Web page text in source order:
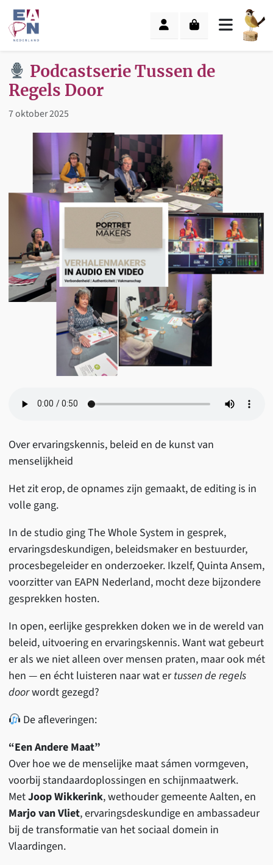
Skip to content
Skip to footer
Cart
Menu
Podcastserie Tussen de
Regels Door
7 oktober 2025
Over ervaringskennis, beleid en de kunst van
menselijkheid
Het zit erop, de opnames zijn gemaakt, de editing is in
volle gang.
In de studio ging The Whole System in gesprek,
ervaringsdeskundigen, beleidsmaker en bestuurder,
procesbegeleider en onderzoeker. Ikzelf, Quinta Ansem,
voorzitter van EAPN Nederland, mocht deze bijzondere
gesprekken hosten.
In open, eerlijke gesprekken doken we in de wereld van
beleid, uitvoering en ervaringskennis. Want wat gebeurt
er als we niet alleen over mensen praten, maar ook mét
hen — en écht luisteren naar wat ertussen de regels
doorwordt gezegd?
De afleveringen:
“Een Andere Maat”
Over hoe we de menselijke maat sámen vormgeven,
voorbij standaardoplossingen en schijnmaatwerk.
MetJoop Wikkerink, wethouder gemeente Aalten, en
Marjo van Vliet, ervaringsdeskundige en ambassadeur
bij de transformatie van het sociaal domein in
Vlaardingen.